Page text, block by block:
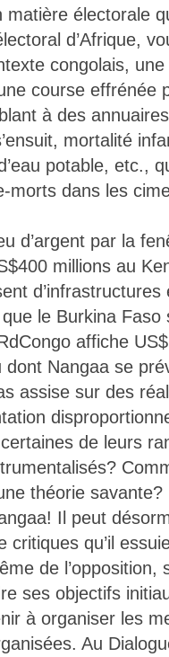
électorale
d’Afrique,
congolais,
course effrénée
à des
mortalité
potable, etc.,
dans les
d’argent par la
millions au
le Burkina Faso
affiche
Nangaa se
assise sur des
de leurs
théorie savante?
Il peut
qu’il
de l’opposition,
ses objectifs
à organiser les
Au